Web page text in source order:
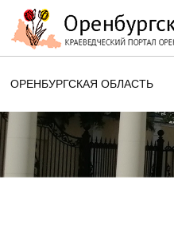
ОРЕНБУРГСКАЯ ОБЛАСТЬ